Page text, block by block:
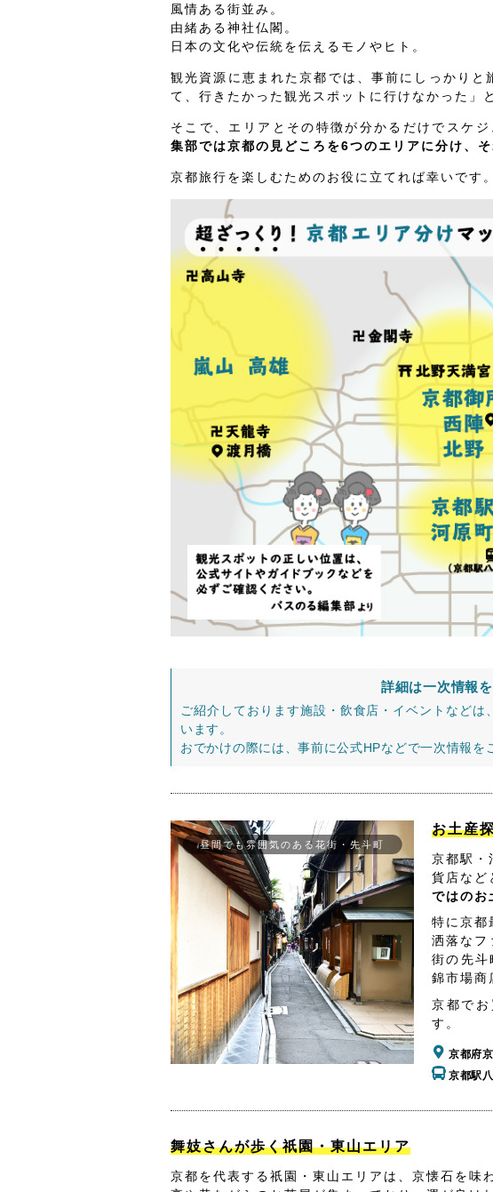
風情ある街並み。
由緒ある神社仏閣。
日本の文化や伝統を伝えるモノやヒト。
観光資源に恵まれた京都では、事前にしっかり
て、行きたかった観光スポットに行けなかった」
そこで、エリアとその特徴が分かるだけでスケ
集部では京都の見どころを6つのエリアに分け、
京都旅行を楽しむためのお役に立てれば幸いです。
詳細は一次情報
ご紹介しております施設・飲食店・イベントなど
います。
おでかけの際には、事前に公式HPなどで一次情報を
昼間でも雰囲気のある花街・先斗町
お土産
京都駅・
貨店など
ではのお
特に京都
洒落なフ
街の先斗
錦市場商
京都で
す。
京都府
京都駅
舞妓さんが歩く祇園・東山エリア
京都を代表する祇園・東山エリアは、京懐石を味